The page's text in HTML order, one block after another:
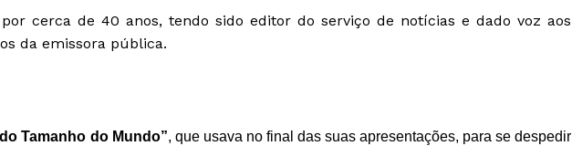
por cerca de 40 anos, tendo sido editor do serviço de notícias e dado voz aos
da emissora pública.
Tamanho do Mundo”, que usava no final das suas apresentações, para se despedir